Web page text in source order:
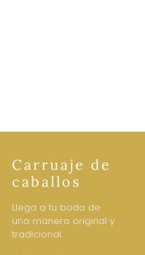
Carruaje de
caballos
Llega a tu boda de
una manera original y
tradicional.